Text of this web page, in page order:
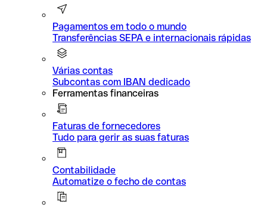
Pagamentos em todo o mundo
Transferências SEPA e internacionais rápidas
Várias contas
Subcontas com IBAN dedicado
Ferramentas financeiras
Faturas de fornecedores
Tudo para gerir as suas faturas
Contabilidade
Automatize o fecho de contas